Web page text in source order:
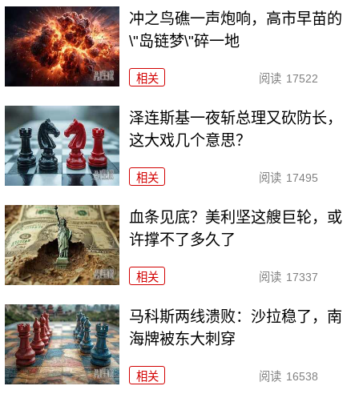
冲之鸟礁一声炮响，高市早苗的
\"岛链梦\"碎一地
相关 阅读 17522
泽连斯基一夜斩总理又砍防长，
这大戏几个意思？
相关 阅读 17495
血条见底？美利坚这艘巨轮，或
许撑不了多久了
相关 阅读 17337
马科斯两线溃败：沙拉稳了，南
海牌被东大刺穿
相关 阅读 16538